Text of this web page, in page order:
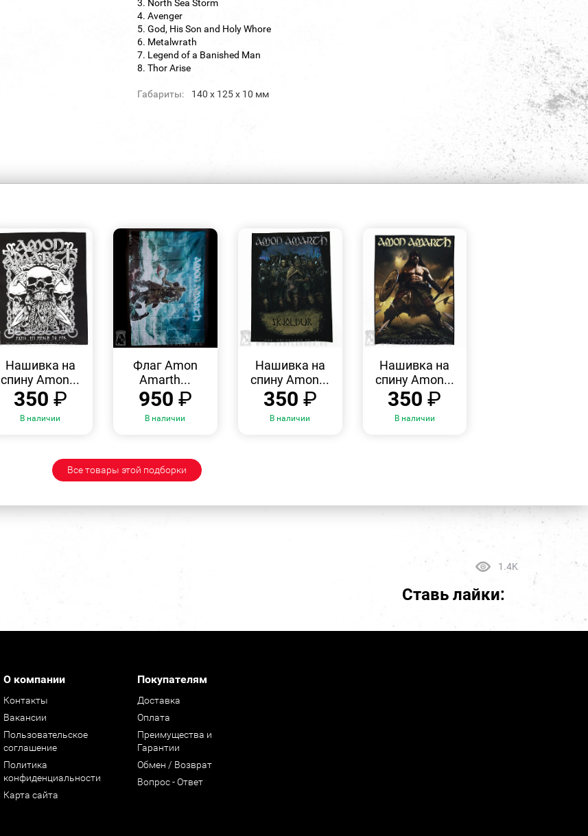
3. North Sea Storm
4. Avenger
5. God, His Son and Holy Whore
6. Metalwrath
7. Legend of a Banished Man
8. Thor Arise
Габариты: 140 х 125 х 10 мм
Нашивка на
спину Amon...
350 ₽
В наличии
ПРОСМОТР
Флаг Amon
Amarth...
950 ₽
В наличии
Нашивка на
спину Amon...
350 ₽
В наличии
Нашивка на
спину Amon...
350₽
В наличии
Все товары этой подборки
1.4K
Ставь лайки:
О компании
Контакты
Вакансии
Пользовательское
соглашение
Политика
конфиденциальности
Карта сайта
Покупателям
Доставка
Оплата
Преимущества и
Гарантии
Обмен / Возврат
Вопрос - Ответ